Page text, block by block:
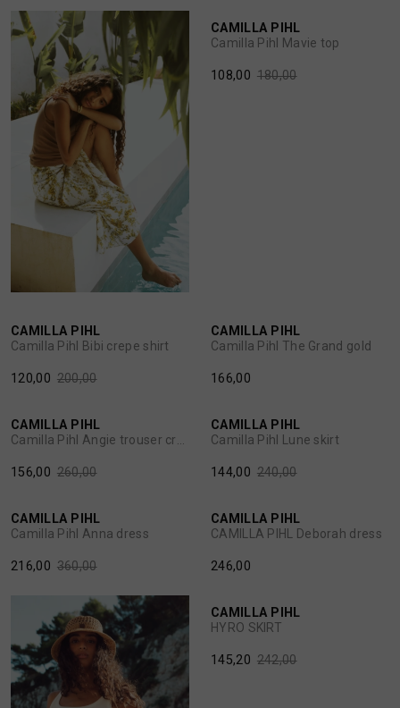
HOEDEN
JASSEN
JEANS
JUMPSUITS
ROKKEN
SCHOENEN
SHORTS
SIERADEN
SJAALS
SOKKEN
OVERHEMDEN
OVERSHIRTS
POLO'S
SCHOENEN EN REGENLAARZEN
T-SHIRTS
TASSEN EN RUGZAKKEN
TRUIEN
VESTEN
1/2
CAMILLA PIHL
Camilla Pihl Mavie top
108,00 180,00
1/2
40%
CAMILLA PIHL
Camilla Pihl Bibi crepe shirt
120,00 200,00
1/2
CAMILLA PIHL
Camilla Pihl The Grand gold
166,00
1/2
CAMILLA PIHL
156,00 260,00
1/2
CAMILLA PIHL
Camilla Pihl Lune skirt
144,00 240,00
1/2
CAMILLA PIHL
Camilla Pihl Anna dress
216,00 360,00
1/2
CAMILLA PIHL
CAMILLA PIHL Deborah dress
246,00
1/2
CAMILLA PIHL
HYRO SKIRT
145,20 242,00